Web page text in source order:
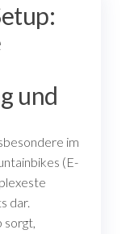
und
im
(E-
dar.
sorgt,